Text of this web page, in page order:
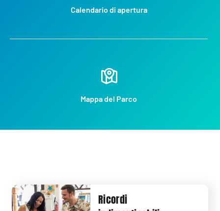
Calendario di apertura
Mappa del Parco
Ricordi